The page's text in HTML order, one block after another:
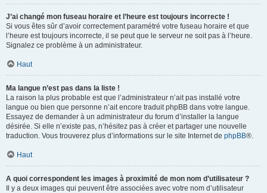
J’ai changé mon fuseau horaire et l’heure est toujours incorrecte !
Si vous êtes sûr d’avoir correctement paramétré votre fuseau horaire et que
l’heure est toujours incorrecte, il se peut que le serveur ne soit pas à l’heure.
Signalez ce problème à un administrateur.
Haut
Ma langue n’est pas dans la liste !
La raison la plus probable est que l’administrateur n’ait pas installé votre
langue ou bien que personne n’ait encore traduit phpBB dans votre langue.
Essayez de demander à un administrateur du forum d’installer la langue
désirée. Si elle n’existe pas, n’hésitez pas à créer et partager une nouvelle
traduction. Vous trouverez plus d’informations sur le site Internet de phpBB®.
Haut
A quoi correspondent les images à proximité de mon nom d’utilisateur ?
Il y a deux images qui peuvent être associées avec votre nom d’utilisateur